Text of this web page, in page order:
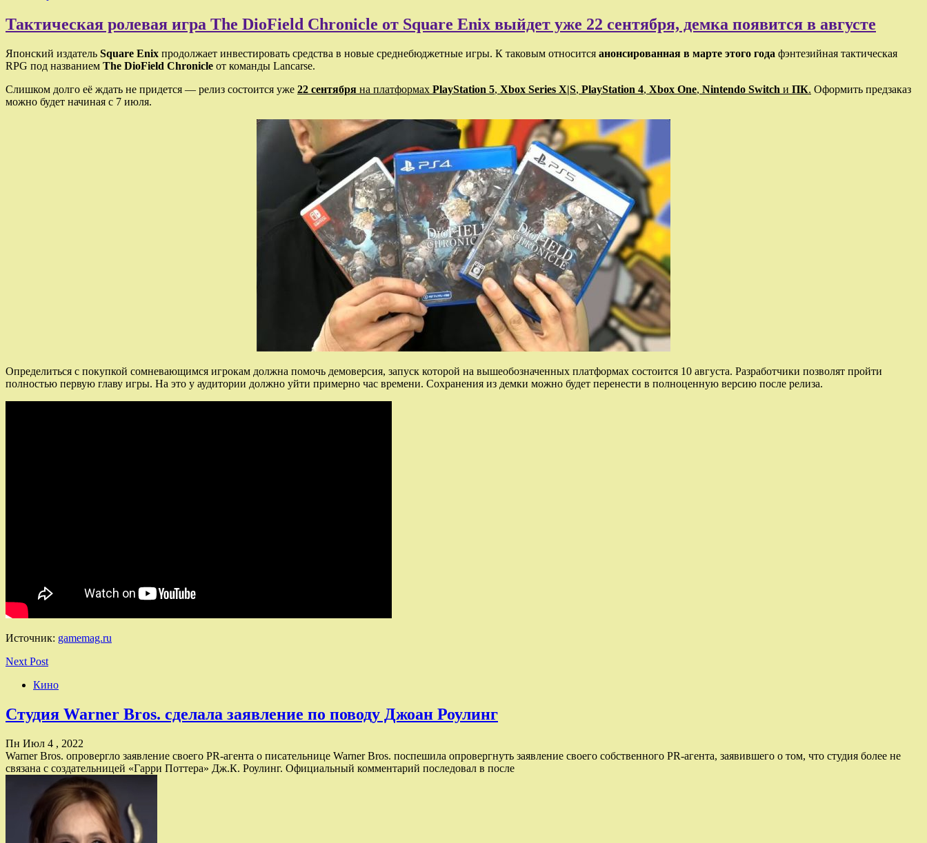
Тактическая ролевая игра The DioField Chronicle от Square Enix выйдет уже 22 сентября, демка появится в августе
Японский издатель Square Enix продолжает инвестировать средства в новые среднебюджетные игры. К таковым относится анонсированная в марте этого года фэнтезийная тактическая
RPG под названием The DioField Chronicle от команды Lancarse.
Слишком долго её ждать не придется — релиз состоится уже 22 сентября на платформах PlayStation 5, Xbox Series X|S, PlayStation 4, Xbox One, Nintendo Switch и ПК. Оформить предзаказ
можно будет начиная с 7 июля.
Определиться с покупкой сомневающимся игрокам должна помочь демоверсия, запуск которой на вышеобозначенных платформах состоится 10 августа. Разработчики позволят пройти
полностью первую главу игры. На это у аудитории должно уйти примерно час времени. Сохранения из демки можно будет перенести в полноценную версию после релиза.
Источник: gamemag.ru
Next Post
Кино
Студия Warner Bros. сделала заявление по поводу Джоан Роулинг
Пн Июл 4 , 2022
Warner Bros. опровергло заявление своего PR-агента о писательнице Warner Bros. поспешила опровергнуть заявление своего собственного PR-агента, заявившего о том, что студия более не
связана с создательницей «Гарри Поттера» Дж.К. Роулинг. Официальный комментарий последовал в после